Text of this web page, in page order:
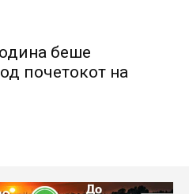
беше
почетокот на